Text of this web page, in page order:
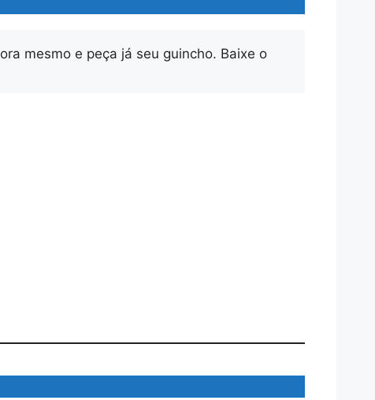
mesmo e peça já seu guincho. Baixe o